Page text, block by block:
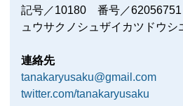
記号／10180 番号／
ュウサクノシュザイカツドウシ
連絡先
tanakaryusaku@gmail.com
twitter.com/tanakaryusaku